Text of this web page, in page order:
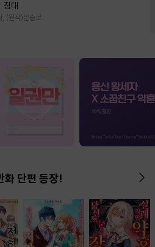
침대
, (원작)문슬로
화 단편 등장!